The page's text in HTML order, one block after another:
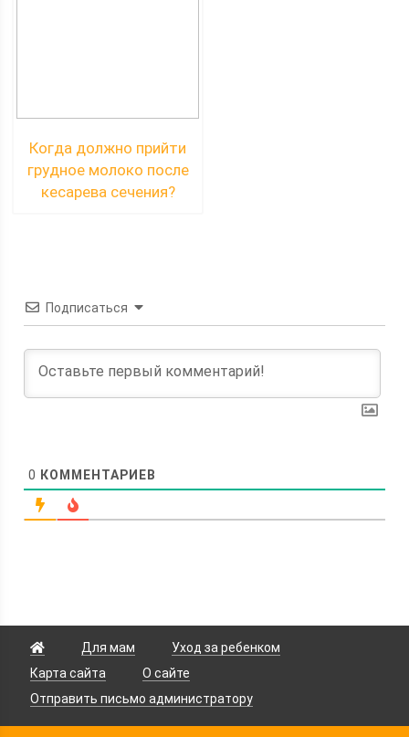
Когда должно прийти
грудное молоко после
кесарева сечения?
Подписаться
0 КОММЕНТАРИЕВ
Для мам
Уход за ребенком
Карта сайта
О сайте
Отправить письмо администратору